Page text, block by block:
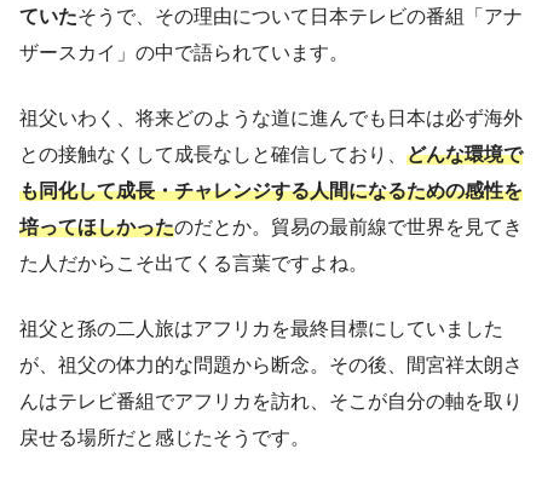
ていたそうで、その理由について日本テレビの番組「アナ
ザースカイ」の中で語られています。
祖父いわく、将来どのような道に進んでも日本は必ず海外
との接触なくして成長なしと確信しており、 どんな環境で
も同化して成長・チャレンジする人間になるための感性を
培ってほしかったのだとか。貿易の最前線で世界を見てき
た人だからこそ出てくる言葉ですよね。
祖父と孫の二人旅はアフリカを最終目標にしていました
が、祖父の体力的な問題から断念。その後、間宮祥太朗さ
んはテレビ番組でアフリカを訪れ、そこが自分の軸を取り
戻せる場所だと感じたそうです。